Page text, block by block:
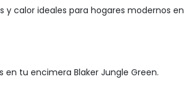
calor ideales para hogares modernos en
tu encimera Blaker Jungle Green.